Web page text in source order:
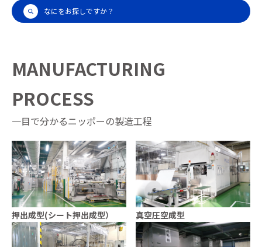
なにをお探しですか？
MANUFACTURING
PROCESS
一目で分かるニッポーの製造工程
押出成型(シート押出成型） 真空圧空成型